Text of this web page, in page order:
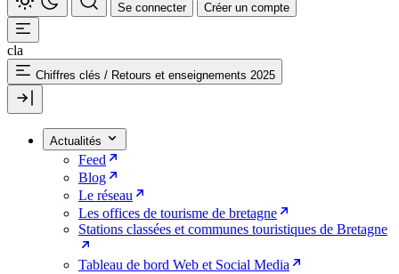
Se connecter Créer un compte
cla
Chiffres clés / Retours et enseignements 2025
Actualités
Feed
Blog
Le réseau
Les offices de tourisme de bretagne
Stations classées et communes touristiques de Bretagne
Tableau de bord Web et Social Media